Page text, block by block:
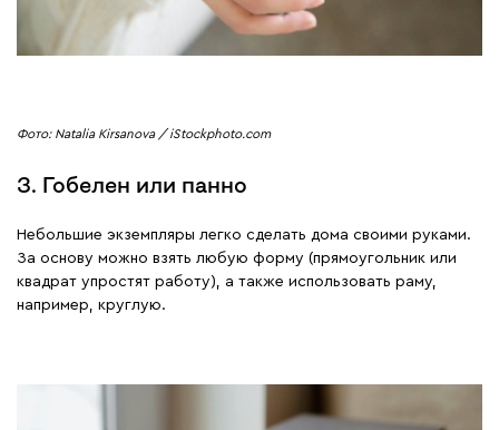
Фото: Natalia Kirsanova / iStockphoto.com
3. Гобелен или панно
Небольшие экземпляры легко сделать дома своими руками.
За основу можно взять любую форму (прямоугольник или
квадрат упростят работу), а также использовать раму,
например, круглую.